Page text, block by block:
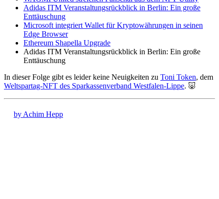
Adidas ITM Veranstaltungsrückblick in Berlin: Ein große
Enttäuschung
Microsoft integriert Wallet für Kryptowährungen in seinen
Edge Browser
Ethereum Shapella Upgrade
Adidas ITM Veranstaltungsrückblick in Berlin: Ein große
Enttäuschung
In dieser Folge gibt es leider keine Neuigkeiten zu Toni Token, dem
Weltspartag-NFT des Sparkassenverband Westfalen-Lippe. 🐷
by Achim Hepp